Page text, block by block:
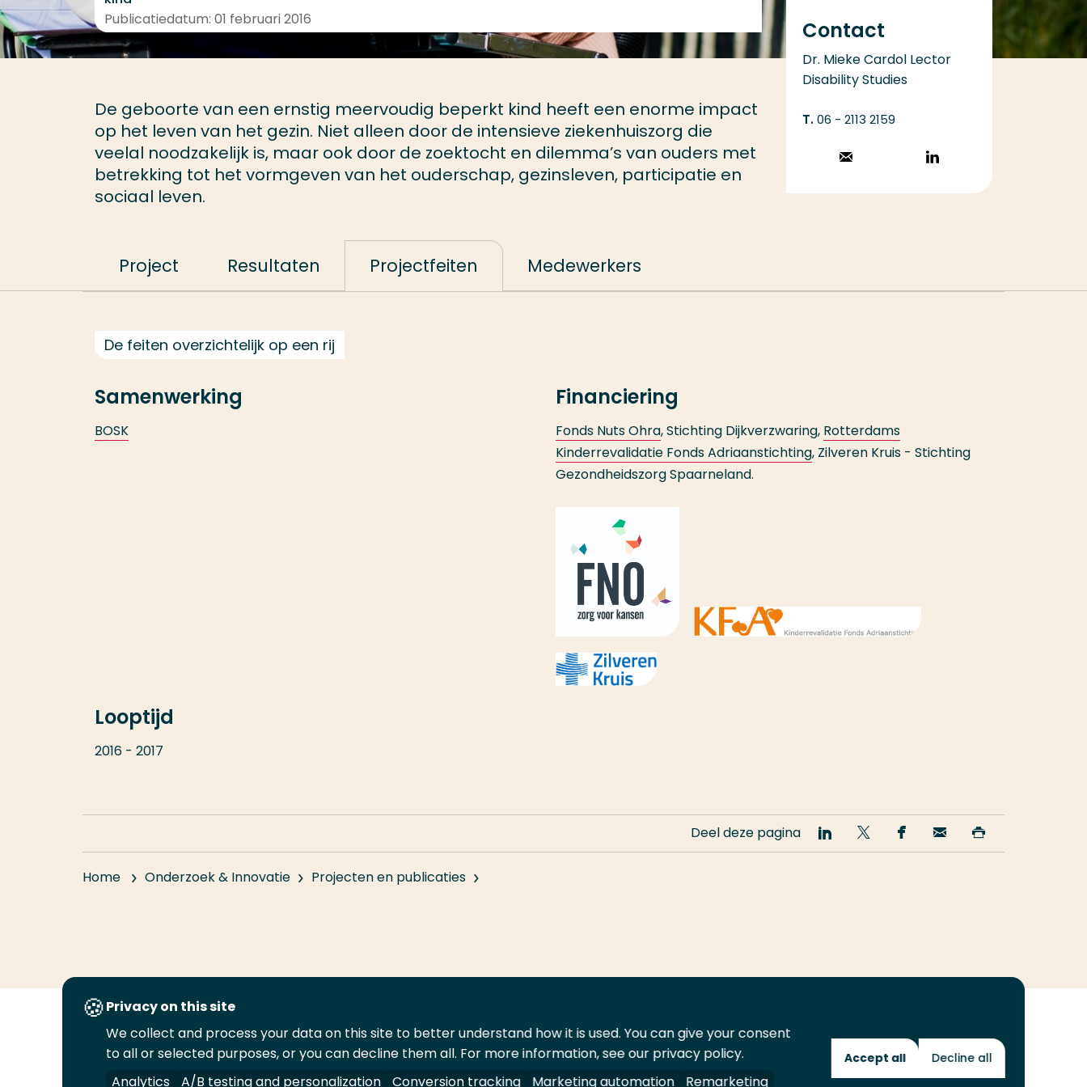
Publicatiedatum: 01 februari 2016
De geboorte van een ernstig meervoudig beperkt kind heeft een enorme impact
op het leven van het gezin. Niet alleen door de intensieve ziekenhuiszorg die
veelal noodzakelijk is, maar ook door de zoektocht en dilemma’s van ouders met
betrekking tot het vormgeven van het ouderschap, gezinsleven, participatie en
sociaal leven.
Contact
Dr. Mieke Cardol Lector
Disability Studies
06 - 2113 2159
Stuur een email
LinkedIn
Project Resultaten Projectfeiten Medewerkers
De feiten overzichtelijk op een rij
Samenwerking
BOSK
Financiering
Fonds Nuts Ohra, Stichting Dijkverzwaring, Rotterdams
Kinderrevalidatie Fonds Adriaanstichting, Zilveren Kruis - Stichting
Gezondheidszorg Spaarneland.
Looptijd
2016 - 2017
Home Onderzoek & Innovatie Projecten en publicaties
Deel deze pagina
Deel
op
Deel
op
Deel
op
Email
deze deze
Volg
ons
op
Volg
ons
op
Volg
ons
op
Volg
ons
op
Juridisch Security A-Z Index Contact Leveranciers Toekomstmakers
Privacy on this site
We collect and process your data on this site to better understand how it is used. You can give your consent
to all or selected purposes, or you can decline them all. For more information, see our privacy policy.
Analytics
A/B testing and personalization Conversion tracking Marketing automation Remarketing
Accept all Decline all